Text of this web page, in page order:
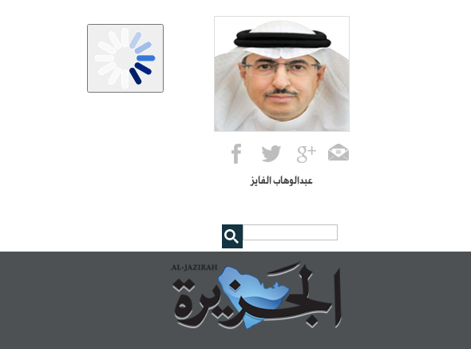
عبدالوهاب الفايز